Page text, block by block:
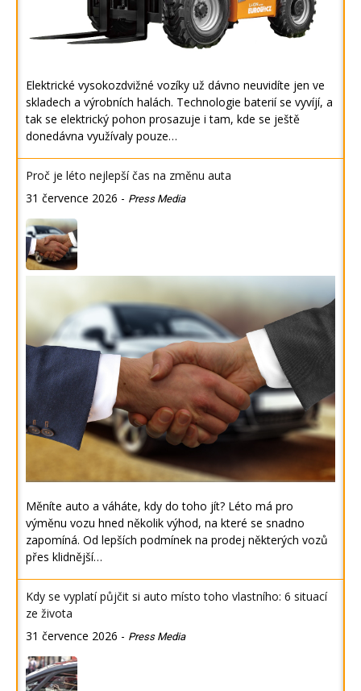
Elektrické vysokozdvižné vozíky už dávno neuvidíte jen ve
skladech a výrobních halách. Technologie baterií se vyvíjí, a
tak se elektrický pohon prosazuje i tam, kde se ještě
donedávna využívaly pouze…
Proč je léto nejlepší čas na změnu auta
31 července 2026 - Press Media
Měníte auto a váháte, kdy do toho jít? Léto má pro
výměnu vozu hned několik výhod, na které se snadno
zapomíná. Od lepších podmínek na prodej některých vozů
přes klidnější…
Kdy se vyplatí půjčit si auto místo toho vlastního: 6 situací
ze života
31 července 2026 - Press Media